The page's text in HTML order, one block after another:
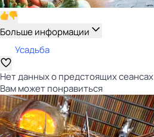
Больше информации
Усадьба
Нет данных о предстоящих сеансах
Вам может понравиться